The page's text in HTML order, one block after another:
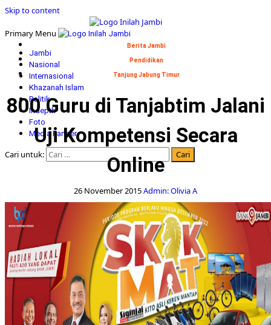
Skip to content
Primary Menu
Jambi
Nasional
Internasional
Khazanah Islam
Politik
Indepth
Foto
Media Partner
Cari untuk:
Berita Jambi
Pendidikan
Tanjung Jabung Timur
800 Guru di Tanjabtim Jalani
Uji Kompetensi Secara
Online
26 November 2015Admin: Olivia A